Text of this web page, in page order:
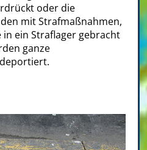
oder die
mit Strafmaßnahmen,
ein Straflager gebracht
ganze